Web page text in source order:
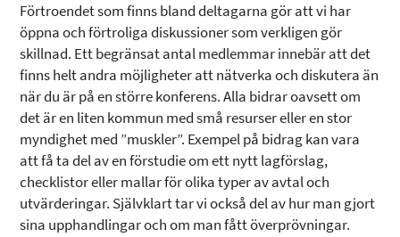
Förtroendet som finns bland deltagarna gör att vi har
öppna och förtroliga diskussioner som verkligen gör
skillnad. Ett begränsat antal medlemmar innebär att det
finns helt andra möjligheter att nätverka och diskutera än
när du är på en större konferens. Alla bidrar oavsett om
det är en liten kommun med små resurser eller en stor
myndighet med ”muskler”. Exempel på bidrag kan vara
att få ta del av en förstudie om ett nytt lagförslag,
checklistor eller mallar för olika typer av avtal och
utvärderingar. Självklart tar vi också del av hur man gjort
sina upphandlingar och om man fått överprövningar.